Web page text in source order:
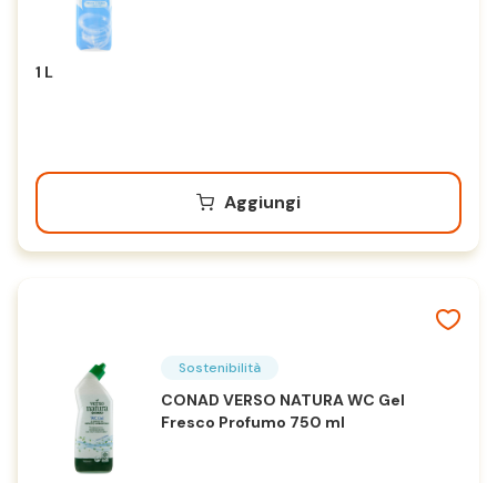
1 L
Aggiungi
Sostenibilità
CONAD VERSO NATURA WC Gel
Fresco Profumo 750 ml